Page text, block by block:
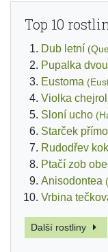
Top 10 rostlin
Dub letní
Pupalka
Eustoma
Violka
Sloní ucho
Starček
Rudodřev
Ptačí zob
Anisodontea
Vrbina
Další rostliny